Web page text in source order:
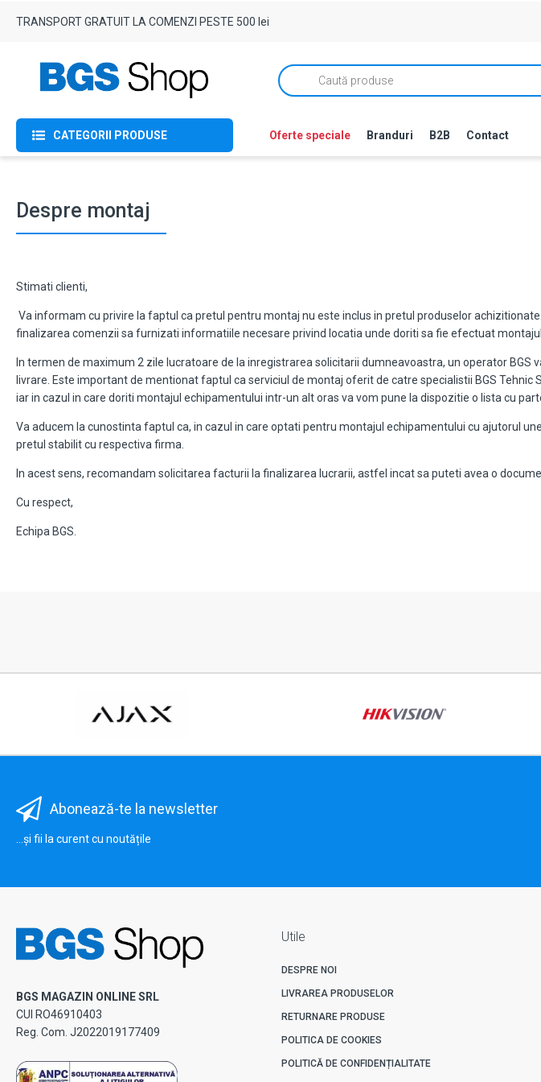
TRANSPORT GRATUIT LA COMENZI PESTE 500 lei
Products
search
CATEGORII PRODUSE Oferte speciale Branduri B2B Contact
Despre montaj
Stimati clienti,
Va informam cu privire la faptul ca pretul pentru montaj nu este inclus in pretul produselor
finalizarea comenzii sa furnizati informatiile necesare privind locatia unde doriti sa fie efectuat
In termen de maximum 2 zile lucratoare de la inregistrarea solicitarii dumneavoastra, un operator
livrare. Este important de mentionat faptul ca serviciul de montaj oferit de catre specialistii BGS
iar in cazul in care doriti montajul echipamentului intr-un alt oras va vom pune la dispozitie o lista cu
Va aducem la cunostinta faptul ca, in cazul in care optati pentru montajul echipamentului cu ajutorul
pretul stabilit cu respectiva firma.
In acest sens, recomandam solicitarea facturii la finalizarea lucrarii, astfel incat sa puteti avea o
Cu respect,
Echipa BGS.
Abonează-te la newsletter
...și fii la curent cu noutățile
BGS MAGAZIN ONLINE SRL
CUI RO46910403
Reg. Com. J2022019177409
Utile
DESPRE NOI
LIVRAREA PRODUSELOR
RETURNARE PRODUSE
POLITICA DE COOKIES
POLITICĂ DE CONFIDENȚIALITATE